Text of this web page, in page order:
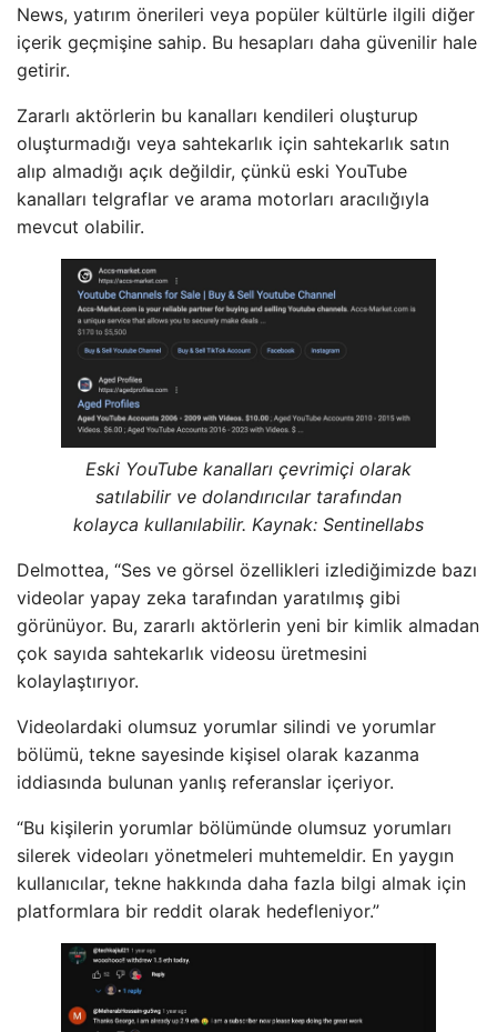
News, yatırım önerileri veya popüler kültürle ilgili diğer
içerik geçmişine sahip. Bu hesapları daha güvenilir hale
getirir.
Zararlı aktörlerin bu kanalları kendileri oluşturup
oluşturmadığı veya sahtekarlık için sahtekarlık satın
alıp almadığı açık değildir, çünkü eski YouTube
kanalları telgraflar ve arama motorları aracılığıyla
mevcut olabilir.
Eski YouTube kanalları çevrimiçi olarak
satılabilir ve dolandırıcılar tarafından
kolayca kullanılabilir. Kaynak: Sentinellabs
Delmottea, “Ses ve görsel özellikleri izlediğimizde bazı
videolar yapay zeka tarafından yaratılmış gibi
görünüyor. Bu, zararlı aktörlerin yeni bir kimlik almadan
çok sayıda sahtekarlık videosu üretmesini
kolaylaştırıyor.
Videolardaki olumsuz yorumlar silindi ve yorumlar
bölümü, tekne sayesinde kişisel olarak kazanma
iddiasında bulunan yanlış referanslar içeriyor.
“Bu kişilerin yorumlar bölümünde olumsuz yorumları
silerek videoları yönetmeleri muhtemeldir. En yaygın
kullanıcılar, tekne hakkında daha fazla bilgi almak için
platformlara bir reddit olarak hedefleniyor.”